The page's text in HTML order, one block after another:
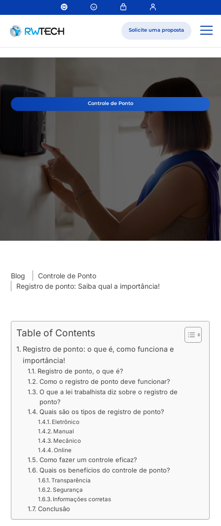
Solicite uma proposta
Controle de Ponto
Blog
Controle de Ponto
Registro de ponto: Saiba qual a importância!
Table of Contents
Registro de ponto: o que é, como funciona e
importância!
Registro de ponto, o que é?
Como o registro de ponto deve funcionar?
O que a lei trabalhista diz sobre o registro de
ponto?
Quais são os tipos de registro de ponto?
Eletrônico
Manual
Mecânico
Online
Como fazer um controle eficaz?
Quais os benefícios do controle de ponto?
Transparência
Segurança
Informações corretas
Conclusão